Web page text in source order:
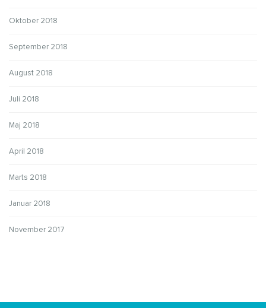
Oktober 2018
September 2018
August 2018
Juli 2018
Maj 2018
April 2018
Marts 2018
Januar 2018
November 2017